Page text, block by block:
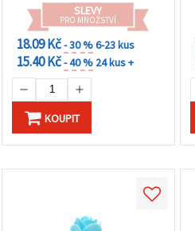
SLEVY
PRO MNOŽSTVÍ
18.09 Kč- 30 %6-23 kus
15.40 Kč- 40 % 24 kus +
KOUPIT